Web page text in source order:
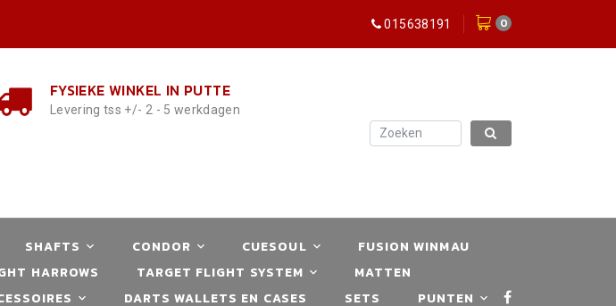
015638191 0
FYSIEKE WINKEL IN PUTTE
Levering tss +/- 2 - 5 werkdagen
SHAFTS CONDOR CUESOUL
FUSION WINMAU
HARROWS TARGET FLIGHT SYSTEM
MATTEN
DARTS WALLETS EN CASES SETS
PUNTEN